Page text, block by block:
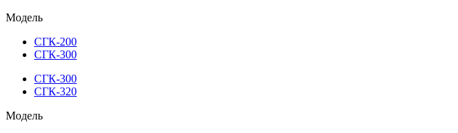
Модель
СГК-200
СГК-300
СГК-300
СГК-320
Модель